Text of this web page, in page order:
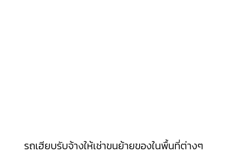
รถเฮียบรับจ้างให้เช่าขนย้ายของในพื้นที่ต่างๆ